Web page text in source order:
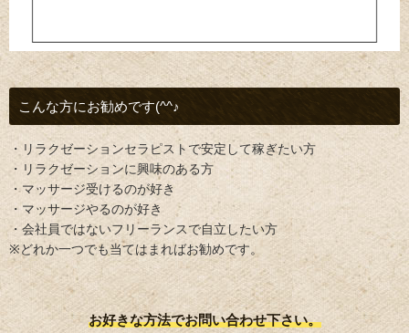
こんな方にお勧めです(^^♪
・リラクゼーションセラピストで安定して稼ぎたい方
・リラクゼーションに興味のある方
・マッサージ受けるのが好き
・マッサージやるのが好き
・会社員ではないフリーランスで自立したい方
※どれか一つでも当てはまればお勧めです。
お好きな方法でお問い合わせ下さい。